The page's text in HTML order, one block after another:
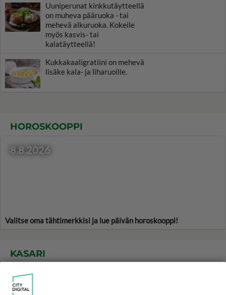
Uuniperunat kinkkutäytteellä
on muheva pääruoka - tai
mehevä alkuruoka. Kokeile
myös kasvis- tai
kalatäytteellä!
Kukkakaaligratiini on mehevä
lisäke kala- ja liharuoille.
HOROSKOOPPI
8.8.2026
Valitse oma tähtimerkkisi ja lue päivän horoskooppi!
KASARI